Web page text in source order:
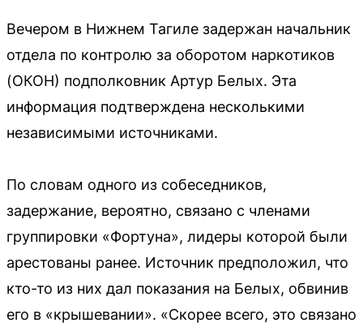
Вечером в Нижнем Тагиле задержан начальник
отдела по контролю за оборотом наркотиков
(ОКОН) подполковник Артур Белых. Эта
информация подтверждена несколькими
независимыми источниками.
По словам одного из собеседников,
задержание, вероятно, связано с членами
группировки «Фортуна», лидеры которой были
арестованы ранее. Источник предположил, что
кто-то из них дал показания на Белых, обвинив
его в «крышевании». «Скорее всего, это связано